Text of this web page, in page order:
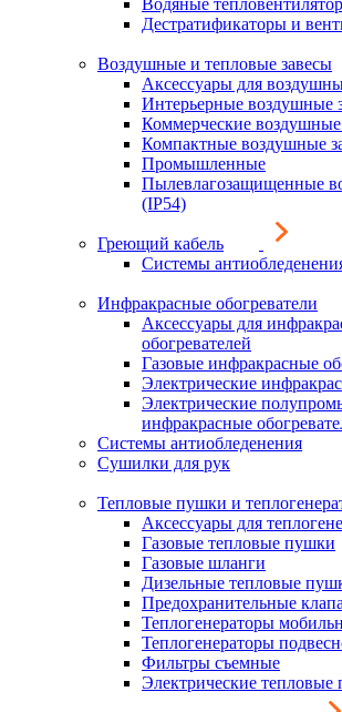
Водяные
Дестратификаторы и
Воздушные и тепловые завесы
Аксессуары для
Интерьерные воздушные
Коммерческие воздушные
Компактные воздушные
Промышленные
Пылевлагозащищенные
(IP54)
Греющий кабель
Системы
Инфракрасные обогреватели
Аксессуары для
обогревателей
Газовые инфракрасные
Электрические
Электрические
инфракрасные
Системы антиобледенения
Сушилки для рук
Тепловые пушки и
Аксессуары для
Газовые тепловые пушки
Газовые шланги
Дизельные тепловые
Предохранительные
Теплогенераторы
Теплогенераторы
Фильтры съемные
Электрические тепловые